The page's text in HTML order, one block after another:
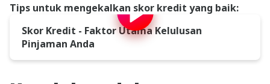
Tips untuk mengekalkan skor kredit yang baik:
Skor Kredit - Faktor Utama Kelulusan
Pinjaman Anda